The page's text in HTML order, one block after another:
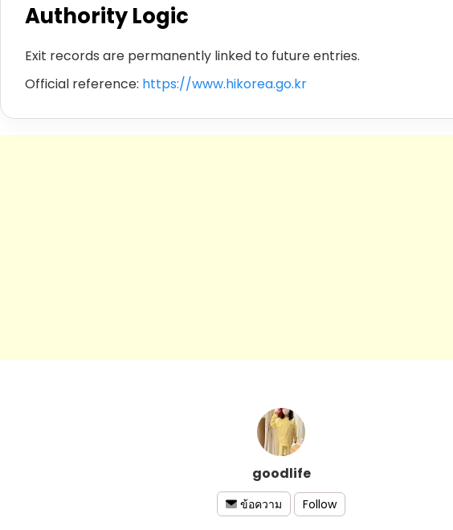
Authority Logic
Exit records are permanently linked to future entries.
Official reference: https://www.hikorea.go.kr
goodlife
ข้อความ Follow